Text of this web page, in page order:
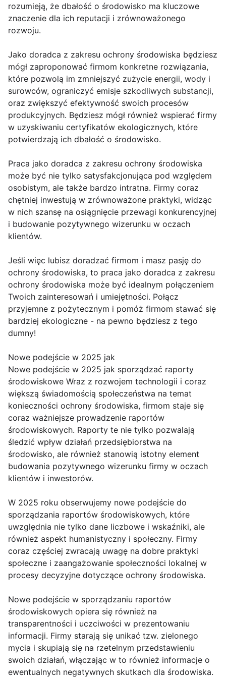
rozumieją, że dbałość o środowisko ma kluczowe
znaczenie dla ich reputacji i zrównoważonego
rozwoju.
Jako doradca z zakresu ochrony środowiska będziesz
mógł zaproponować firmom konkretne rozwiązania,
które pozwolą im zmniejszyć zużycie energii, wody i
surowców, ograniczyć emisje szkodliwych substancji,
oraz zwiększyć efektywność swoich procesów
produkcyjnych. Będziesz mógł również wspierać firmy
w uzyskiwaniu certyfikatów ekologicznych, które
potwierdzają ich dbałość o środowisko.
Praca jako doradca z zakresu ochrony środowiska
może być nie tylko satysfakcjonująca pod względem
osobistym, ale także bardzo intratna. Firmy coraz
chętniej inwestują w zrównoważone praktyki, widząc
w nich szansę na osiągnięcie przewagi konkurencyjnej
i budowanie pozytywnego wizerunku w oczach
klientów.
Jeśli więc lubisz doradzać firmom i masz pasję do
ochrony środowiska, to praca jako doradca z zakresu
ochrony środowiska może być idealnym połączeniem
Twoich zainteresowań i umiejętności. Połącz
przyjemne z pożytecznym i pomóż firmom stawać się
bardziej ekologiczne - na pewno będziesz z tego
dumny!
Nowe podejście w 2025 jak
Nowe podejście w 2025 jak sporządzać raporty
środowiskowe Wraz z rozwojem technologii i coraz
większą świadomością społeczeństwa na temat
konieczności ochrony środowiska, firmom staje się
coraz ważniejsze prowadzenie raportów
środowiskowych. Raporty te nie tylko pozwalają
śledzić wpływ działań przedsiębiorstwa na
środowisko, ale również stanowią istotny element
budowania pozytywnego wizerunku firmy w oczach
klientów i inwestorów.
W 2025 roku obserwujemy nowe podejście do
sporządzania raportów środowiskowych, które
uwzględnia nie tylko dane liczbowe i wskaźniki, ale
również aspekt humanistyczny i społeczny. Firmy
coraz częściej zwracają uwagę na dobre praktyki
społeczne i zaangażowanie społeczności lokalnej w
procesy decyzyjne dotyczące ochrony środowiska.
Nowe podejście w sporządzaniu raportów
środowiskowych opiera się również na
transparentności i uczciwości w prezentowaniu
informacji. Firmy starają się unikać tzw. zielonego
mycia i skupiają się na rzetelnym przedstawieniu
swoich działań, włączając w to również informacje o
ewentualnych negatywnych skutkach dla środowiska.